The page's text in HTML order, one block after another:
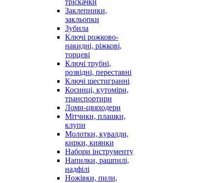
тріскачки
Заклепники,
закльопки
Зубила
Ключі рожково-
накидні, ріжкові,
торцеві
Ключі трубні,
розвідні, переставні
Ключі шестигранні
Косинці, кутоміри,
транспортири
Ломи-цвяходери
Мітчики, плашки,
клупи
Молотки, кувалди,
кирки, киянки
Набори інструменту
Напилки, рашпилі,
надфілі
Ножівки, пили,